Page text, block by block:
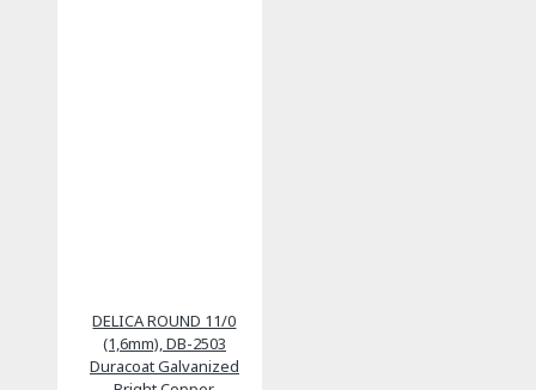
DELICA ROUND 11/0
(1,6mm), DB-2503
Duracoat Galvanized